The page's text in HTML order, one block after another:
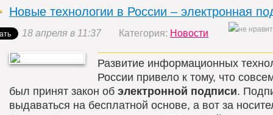
Новые технологии в России – электронная
18 апреля в 11:37 Категория: Новости
Развитие информационных
России привело к тому, что
был принят закон об электронной подписи.
выдаваться на бесплатной основе, а вот за